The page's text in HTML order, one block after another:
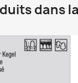
dans